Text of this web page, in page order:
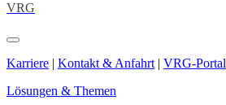
VRG
Karriere | Kontakt & Anfahrt | VRG-Portal
Lösungen & Themen